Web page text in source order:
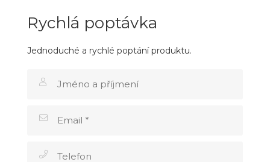
Rychlá poptávka
Jednoduché a rychlé poptání produktu.